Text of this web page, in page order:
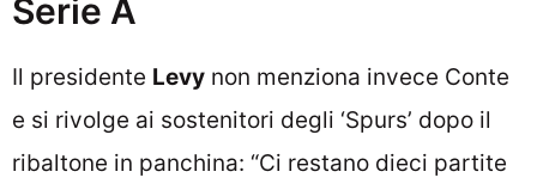
Serie A
Il presidente Levy non menziona invece Conte
e si rivolge ai sostenitori degli ‘Spurs’ dopo il
ribaltone in panchina: “Ci restano dieci partite